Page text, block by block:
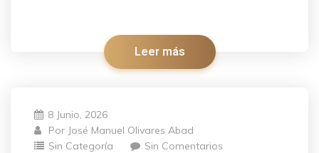
Leer más
8 Junio, 2026
Por José Manuel Olivares Abad
Sin Categoría
Sin Comentarios